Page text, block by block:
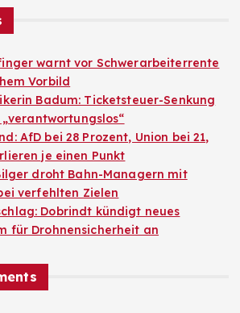
warnt vor Schwerarbeiterrente
Vorbild
Badum: Ticketsteuer-Senkung
AfD bei 28 Prozent, Union bei 21,
je einen Punkt
droht Bahn-Managern mit
verfehlten Zielen
Dobrindt kündigt neues
für Drohnensicherheit an